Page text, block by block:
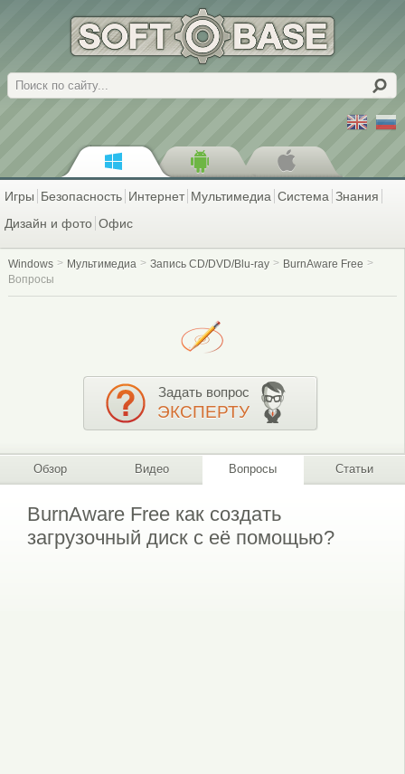
Поиск
Игры Безопасность Интернет Мультимедиа Система Знания
Дизайн и фото Офис
Windows Мультимедиа Запись CD/DVD/Blu-ray
BurnAware Free
Вопросы
Задать вопрос
ЭКСПЕРТУ
Обзор Видео Вопросы Статьи
BurnAware Free как создать
загрузочный диск с её помощью?